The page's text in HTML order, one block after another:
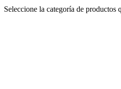
Seleccione la categoría de productos